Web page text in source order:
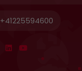
+41225594600